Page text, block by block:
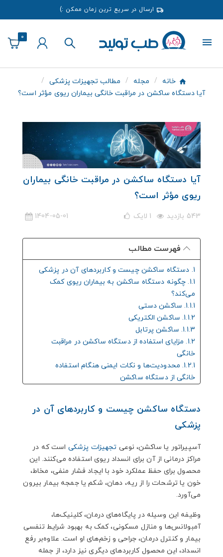
ارسال در سریع ترین زمان ممکن :)
0
خانه مجله
مطالب تجهیزات پزشکی
آیا دستگاه ساکشن در مراقبت خانگی بیماران ریوی مؤثر است؟
آیا دستگاه ساکشن در مراقبت خانگی بیماران
ریوی مؤثر است؟
543 بازدید 1 لایک 1404-05-01
فهرست مطالب
1. دستگاه ساکشن چیست و کاربردهای آن در پزشکی
1.1. چگونه دستگاه ساکشن به بیماران ریوی کمک
می‌کند؟
1.1.1. ساکشن دستی
1.1.2. ساکشن الکتریکی
1.1.3. ساکشن پرتابل
1.2. مزایای استفاده از دستگاه ساکشن در مراقبت
خانگی
1.2.1. محدودیت‌ها و نکات ایمنی هنگام استفاده
خانگی از دستگاه ساکشن
1.2.1.3. تنظیم فشار دستگاه
1.2.1.4. استریل بودن تجهیزات
دستگاه ساکشن چیست و کاربردهای آن در
پزشکی
آسپیراتور یا ساکشن، نوعی تجهیزات پزشکی است که در
مراکز درمانی از آن برای انسداد ریوی استفاده می‌کنند. این
محصول برای حفظ عملکرد خود با ایجاد فشار منفی، مخاط،
خون یا ترشحات را از ریه، دهان، شکم یا جمجه بیمار بیرون
می‌آورد.
وظیفه این وسیله در پایگاه‌های درمان، کلینیک‌ها،
آمبولانس‌ها و منازل مسکونی، کمک به بهبود شرایط تنفسی
بیمار و کنترل درمان، جراحی و زخم‌های او است. علاوه‌بر رفع
انسداد، این محصول کاربردهای دیگری نیز دارد، از جمله